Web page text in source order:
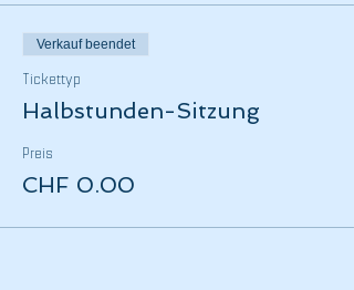
Verkauf beendet
Tickettyp
Halbstunden-Sitzung
Preis
CHF 0.00